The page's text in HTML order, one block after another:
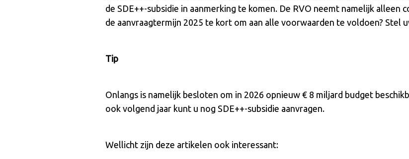
de SDE++-subsidie in aanmerking te komen. De RVO neemt namelijk alleen
de aanvraagtermijn 2025 te kort om aan alle voorwaarden te voldoen? Stel
Tip
Onlangs is namelijk besloten om in 2026 opnieuw € 8 miljard budget
ook volgend jaar kunt u nog SDE++-subsidie aanvragen.
Wellicht zijn deze artikelen ook interessant: